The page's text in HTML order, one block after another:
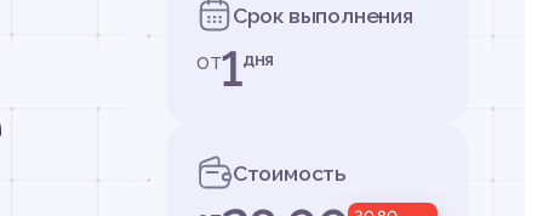
Срок выполнения
от1дня
Стоимость